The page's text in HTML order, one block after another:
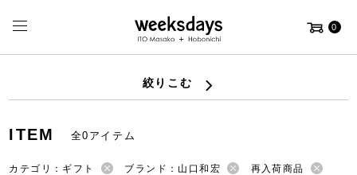
0
絞りこむ
ITEM 全0アイテム
カテゴリ：ギフト ブランド：山口和宏
再入荷商品